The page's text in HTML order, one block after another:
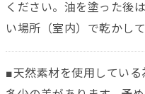
ください。油を塗った後
い場所（室内）で乾かし
■天然素材を使用してい